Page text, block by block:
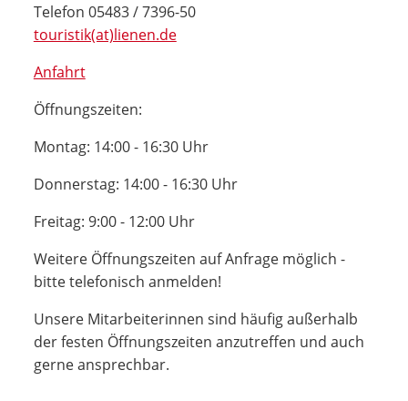
Telefon 05483 / 7396-50
touristik(at)lienen.de
Anfahrt
Öffnungszeiten:
Montag: 14:00 - 16:30 Uhr
Donnerstag: 14:00 - 16:30 Uhr
Freitag: 9:00 - 12:00 Uhr
Weitere Öffnungszeiten auf Anfrage möglich -
bitte telefonisch anmelden!
Unsere Mitarbeiterinnen sind häufig außerhalb
der festen Öffnungszeiten anzutreffen und auch
gerne ansprechbar.